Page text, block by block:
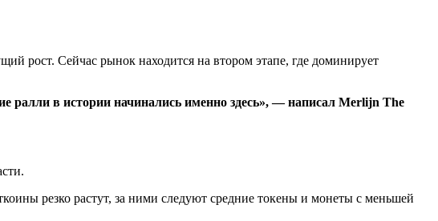
рост. Сейчас рынок находится на втором этапе, где доминирует
ралли в истории начинались именно здесь», — написал Merlijn The
резко растут, за ними следуют средние токены и монеты с меньшей